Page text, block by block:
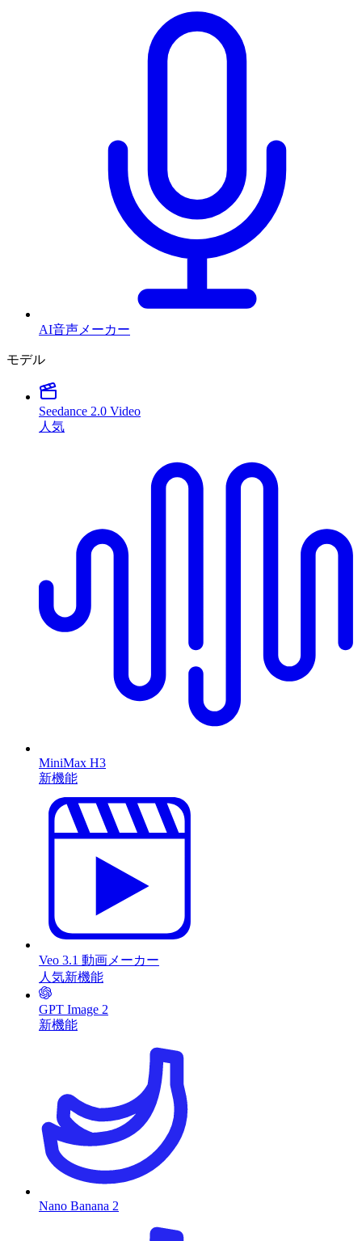
AI音声メーカー
モデル
Seedance 2.0 Video
人気
MiniMax H3
新機能
Veo 3.1 動画メーカー
人気新機能
GPT Image 2
新機能
Nano Banana 2